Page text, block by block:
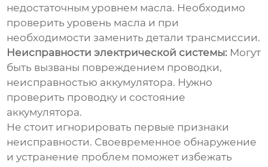
недостаточным уровнем масла. Необходимо
проверить уровень масла и при
необходимости заменить детали трансмиссии.
Неисправности электрической системы: Могут
быть вызваны повреждением проводки,
неисправностью аккумулятора. Нужно
проверить проводку и состояние
аккумулятора.
Не стоит игнорировать первые признаки
неисправности. Своевременное обнаружение
и устранение проблем поможет избежать